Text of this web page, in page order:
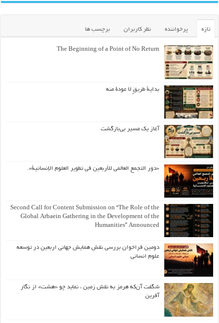
تازه پرخواننده نظر کاربران برچسب ها
The Beginning of a Point of No Return
بداية طريقٍ لا عودة منه
آغاز یک مسیر بی‌بازگشت
«دور التجمع العالمي للأربعين في تطوير العلوم الإنسانية».
Second Call for Content Submission on “The Role of the
Global Arbaein Gathering in the Development of the
Humanities” Announced
دومین فراخوان بررسی نقش همایش جهانی اربعین در توسعه
علوم انسانی
شگفت آن‌که هرمز به نقش زمین ، نماید چو «هشت» از نگار
آفرین